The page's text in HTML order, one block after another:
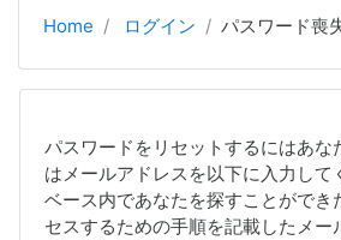
Home ログイン パスワード喪
パスワードをリセットするにはあな
はメールアドレスを以下に入力して
ベース内であなたを探すことができ
セスするための手順を記載したメー